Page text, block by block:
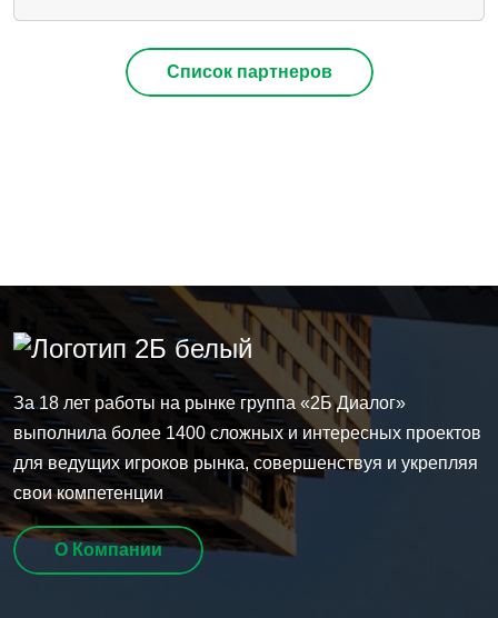
Список партнеров
За 18 лет работы на рынке группа «2Б Диалог»
выполнила более 1400 сложных и интересных проектов
для ведущих игроков рынка, совершенствуя и укрепляя
свои компетенции
О Компании